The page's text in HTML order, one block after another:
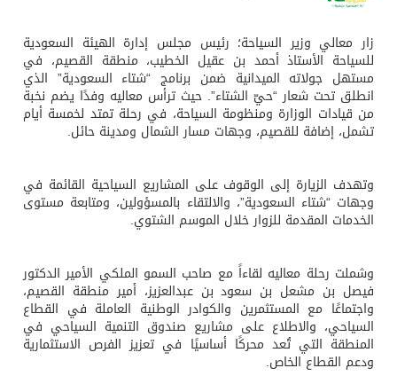
زار معالي وزير السياحة؛ رئيس مجلس إدارة الهيئة السعودية
للسياحة الأستاذ أحمد بن عقيل الخطيب، منطقة القصيم، في
مستهل جولاته الميدانية ضمن برنامج “شتاء السعودية” الذي
انطلق تحت شعار “حيّ الشتاء”. حيث ترأس معاليه وفدًا يضم نخبة
من قيادات الوزارة ومنظومة السياحة، في رحلة تمتد لخمسة أيام
تشمل، إضافة للقصيم، وجهات مسار الشمال ومدينة حائل.
وتهدف الزيارة إلى الوقوف على المشاريع السياحية القائمة في
وجهات “شتاء السعودية”، والالتقاء بالمسؤولين، ومتابعة مستوى
الخدمات المقدمة للزوار خلال الموسم الشتوي.
وشملت رحلة معاليه لقاءاً مع صاحب السمو الملكي الأمير الدكتور
فيصل بن مشعل بن سعود بن عبدالعزيز، أمير منطقة القصيم،
واجتماعًا مع المستثمرين والكوادر الوطنية العاملة في القطاع
السياحي، والاطلاع على مشاريع صندوق التنمية السياحي في
المنطقة التي تُعد محركًا أساسيًا في تعزيز الفرص الاستثمارية
ودعم القطاع الخاص.